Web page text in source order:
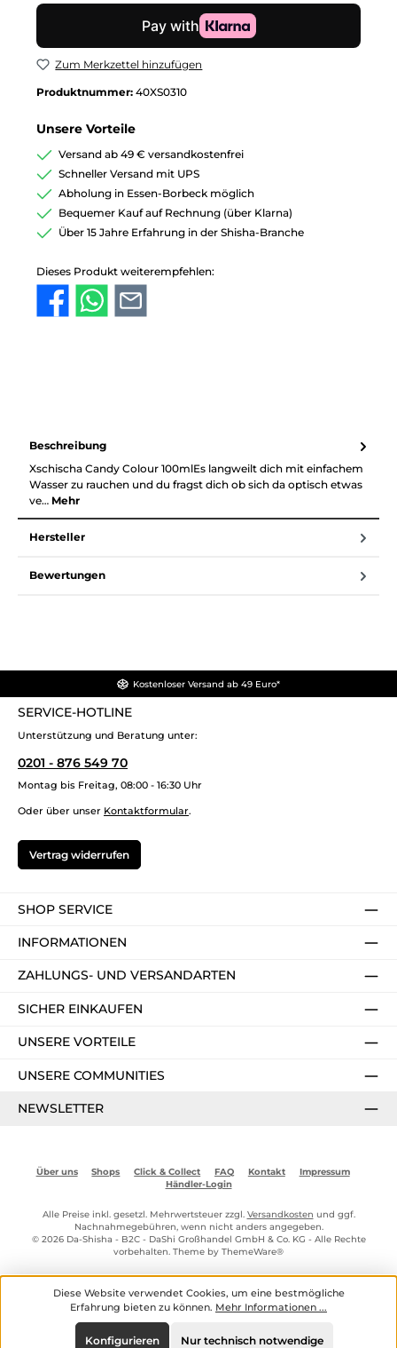
Zum Merkzettel hinzufügen
Produktnummer: 40XS0310
Unsere Vorteile
Versand ab 49 € versandkostenfrei
Schneller Versand mit UPS
Abholung in Essen-Borbeck möglich
Bequemer Kauf auf Rechnung (über Klarna)
Über 15 Jahre Erfahrung in der Shisha-Branche
Dieses Produkt weiterempfehlen:
Beschreibung
Xschischa Candy Colour 100mlEs langweilt dich mit einfachem
Wasser zu rauchen und du fragst dich ob sich da optisch etwas
ve… Mehr
Hersteller
Bewertungen
Kostenloser Versand ab 49 Euro*
SERVICE-HOTLINE
Unterstützung und Beratung unter:
0201 - 876 549 70
Montag bis Freitag, 08:00 - 16:30 Uhr
Oder über unser Kontaktformular.
Vertrag widerrufen
SHOP SERVICE
INFORMATIONEN
ZAHLUNGS- UND VERSANDARTEN
SICHER EINKAUFEN
UNSERE VORTEILE
UNSERE COMMUNITIES
NEWSLETTER
Über uns Shops Click & Collect FAQ Kontakt
Impressum
Händler-Login
Alle Preise inkl. gesetzl. Mehrwertsteuer zzgl. Versandkosten und ggf.
Nachnahmegebühren, wenn nicht anders angegeben.
© 2026 Da-Shisha - B2C - DaShi Großhandel GmbH & Co. KG - Alle Rechte
vorbehalten. Theme by ThemeWare®
Diese Website verwendet Cookies, um eine bestmögliche
Erfahrung bieten zu können. Mehr Informationen ...
Nur technisch notwendige
Konfigurieren